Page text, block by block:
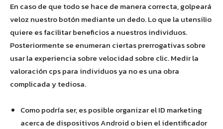
En caso de que todo se hace de manera correcta, golpeará
veloz nuestro botón mediante un dedo. Lo que la utensilio
quiere es facilitar beneficios a nuestros individuos.
Posteriormente se enumeran ciertas prerrogativas sobre
usar la experiencia sobre velocidad sobre clic. Medir la
valoración cps para individuos ya no es una obra
complicada y tediosa.
Como podrí­a ser, es posible organizar el ID marketing
acerca de dispositivos Android o bien el identificador